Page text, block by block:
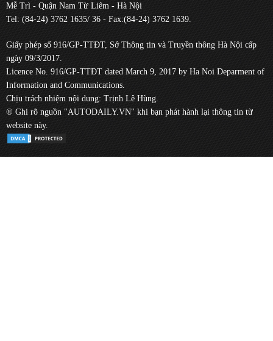
Mễ Trì - Quận Nam Từ Liêm - Hà Nội
Tel: (84-24) 3762 1635/ 36 - Fax:(84-24) 3762 1639.
Giấy phép số 916/GP-TTĐT, Sở Thông tin và Truyền thông Hà Nội cấp
ngày 09/3/2017.
Licence No. 916/GP-TTĐT dated March 9, 2017 by Ha Noi Deparment of
Information and Communications.
Chịu trách nhiệm nội dung: Trịnh Lê Hùng.
® Ghi rõ nguồn "AUTODAILY.VN" khi bạn phát hành lại thông tin từ
website này.